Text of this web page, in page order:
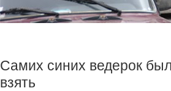
Самих синих ведерок
взять